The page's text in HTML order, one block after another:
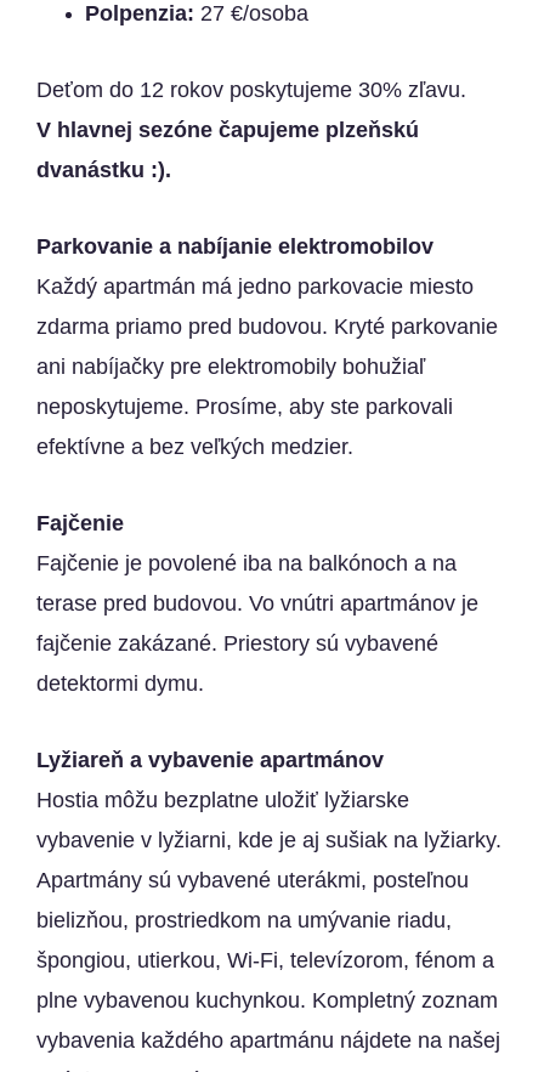
Polpenzia: 27 €/osoba
Deťom do 12 rokov poskytujeme 30% zľavu.
V hlavnej sezóne čapujeme plzeňskú
dvanástku :).
Parkovanie a nabíjanie elektromobilov
Každý apartmán má jedno parkovacie miesto
zdarma priamo pred budovou. Kryté parkovanie
ani nabíjačky pre elektromobily bohužiaľ
neposkytujeme. Prosíme, aby ste parkovali
efektívne a bez veľkých medzier.
Fajčenie
Fajčenie je povolené iba na balkónoch a na
terase pred budovou. Vo vnútri apartmánov je
fajčenie zakázané. Priestory sú vybavené
detektormi dymu.
Lyžiareň a vybavenie apartmánov
Hostia môžu bezplatne uložiť lyžiarske
vybavenie v lyžiarni, kde je aj sušiak na lyžiarky.
Apartmány sú vybavené uterákmi, posteľnou
bielizňou, prostriedkom na umývanie riadu,
špongiou, utierkou, Wi-Fi, televízorom, fénom a
plne vybavenou kuchynkou. Kompletný zoznam
vybavenia každého apartmánu nájdete na našej